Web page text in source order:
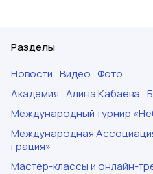
Разделы
Новости Видео Фото
Академия Алина Кабаева
Международный турнир
Международная
грация»
Мастер-классы и онлайн-